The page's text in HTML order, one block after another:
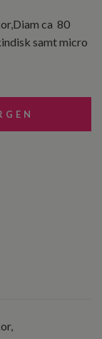
ca 80
samt micro